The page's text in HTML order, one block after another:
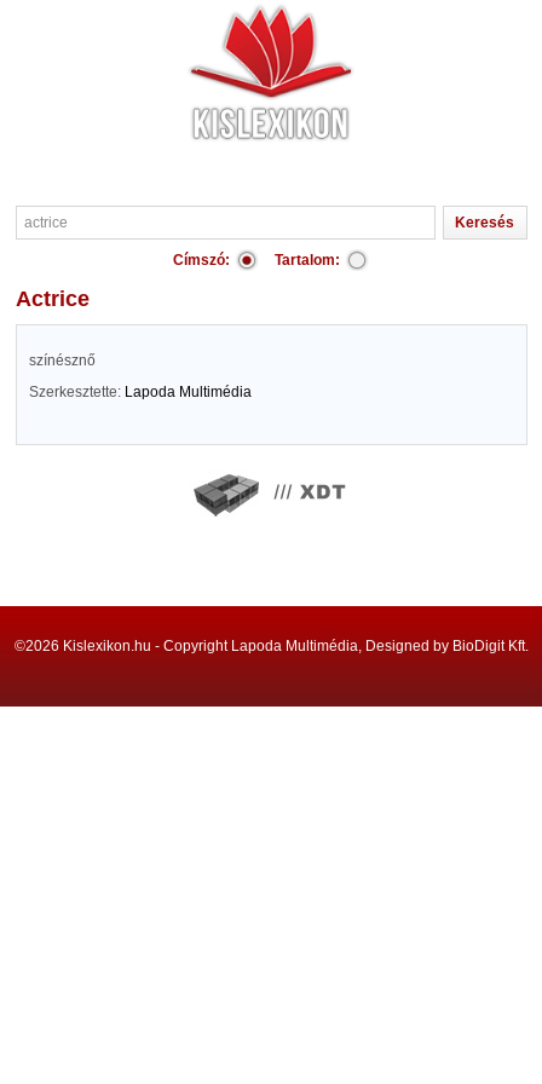
Címszó: Tartalom:
actrice
színésznő
Szerkesztette: Lapoda Multimédia
©2026 Kislexikon.hu - Copyright Lapoda Multimédia, Designed by BioDigit Kft.